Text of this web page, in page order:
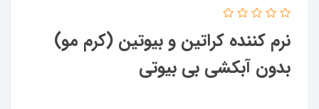
نرم کننده کراتین و بیوتین (کرم مو)
بدون آبکشی بی بیوتی